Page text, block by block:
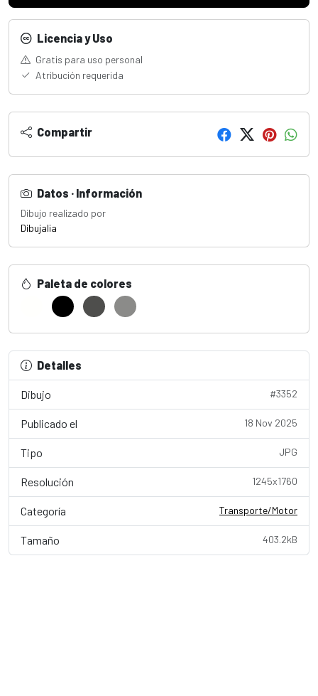
Licencia y Uso
Gratis para uso personal
Atribución requerida
Compartir
Datos · Información
Dibujo realizado por
Dibujalia
Paleta de colores
Detalles
Dibujo #3352
Publicado el 18 Nov 2025
Tipo JPG
Resolución 1245x1760
Categoría Transporte/Motor
Tamaño 403.2kB